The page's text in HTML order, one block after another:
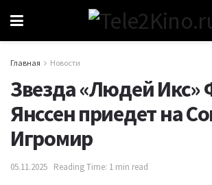
Главная Новости
Звезда «Людей Икс»
Янссен приедет на
Игромир
05.11.2025 Reading Time: 1 min read